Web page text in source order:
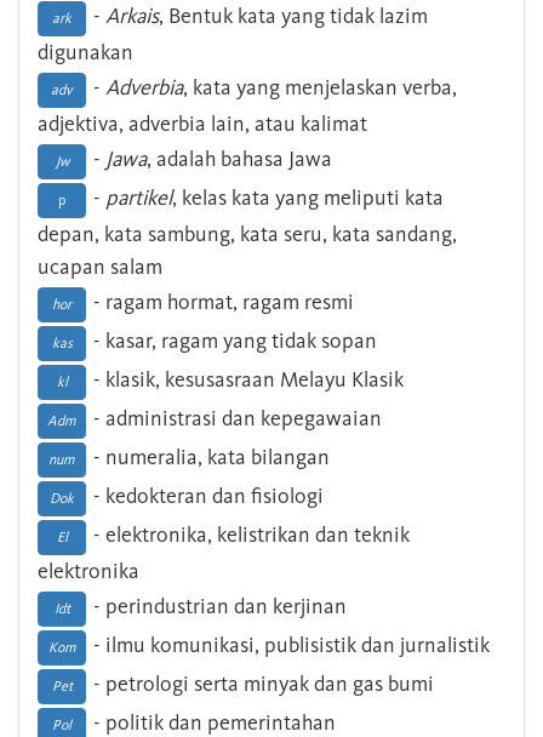
ark - Arkais, Bentuk kata yang tidak lazim
digunakan
adv - Adverbia, kata yang menjelaskan verba,
adjektiva, adverbia lain, atau kalimat
Jw - Jawa, adalah bahasa Jawa
p - partikel, kelas kata yang meliputi kata
depan, kata sambung, kata seru, kata sandang,
ucapan salam
hor - ragam hormat, ragam resmi
kas - kasar, ragam yang tidak sopan
kl - klasik, kesusasraan Melayu Klasik
Adm - administrasi dan kepegawaian
num - numeralia, kata bilangan
Dok - kedokteran dan fisiologi
El
- elektronika, kelistrikan dan teknik
elektronika
Idt - perindustrian dan kerjinan
Kom - ilmu komunikasi, publisistik dan jurnalistik
Pet - petrologi serta minyak dan gas bumi
Pol - politik dan pemerintahan